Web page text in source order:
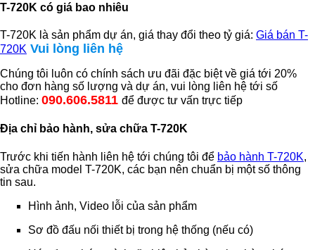
T-720K có giá bao nhiêu
T-720K là sản phẩm dự án, giá thay đổi theo tỷ giá: Giá bán T-
720K Vui lòng liên hệ
Chúng tôi luôn có chính sách ưu đãi đặc biệt về giá tới 20%
cho đơn hàng số lượng và dự án, vui lòng liên hệ tới số
Hotline: 090.606.5811 để được tư vấn trực tiếp
Địa chỉ bảo hành, sửa chữa T-720K
Trước khi tiến hành liên hệ tới chúng tôi để bảo hành T-720K,
sửa chữa model T-720K, các bạn nên chuẩn bị một số thông
tin sau.
Hình ảnh, Video lỗi của sản phẩm
Sơ đồ đấu nối thiết bị trong hệ thống (nếu có)